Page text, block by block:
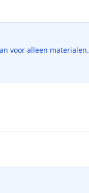
voor alleen materialen.